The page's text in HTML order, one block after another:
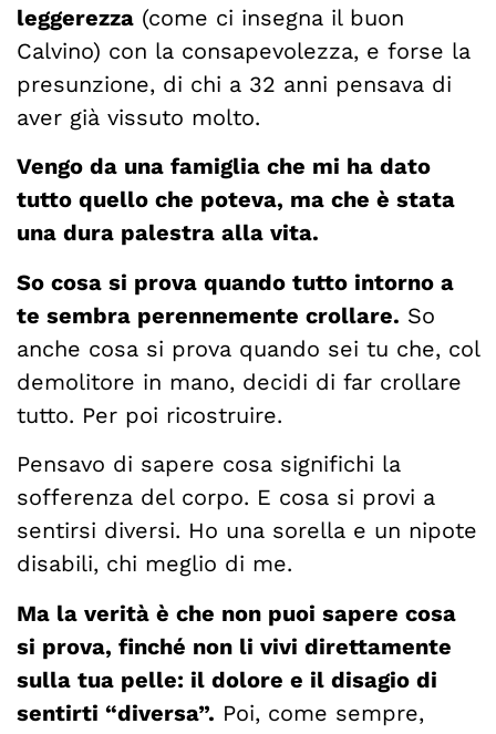
leggerezza (come ci insegna il buon
Calvino) con la consapevolezza, e forse la
presunzione, di chi a 32 anni pensava di
aver già vissuto molto.
Vengo da una famiglia che mi ha dato
tutto quello che poteva, ma che è stata
una dura palestra alla vita.
So cosa si prova quando tutto intorno a
te sembra perennemente crollare. So
anche cosa si prova quando sei tu che, col
demolitore in mano, decidi di far crollare
tutto. Per poi ricostruire.
Pensavo di sapere cosa significhi la
sofferenza del corpo. E cosa si provi a
sentirsi diversi. Ho una sorella e un nipote
disabili, chi meglio di me.
Ma la verità è che non puoi sapere cosa
si prova, finché non li vivi direttamente
sulla tua pelle: il dolore e il disagio di
sentirti “diversa”. Poi, come sempre,